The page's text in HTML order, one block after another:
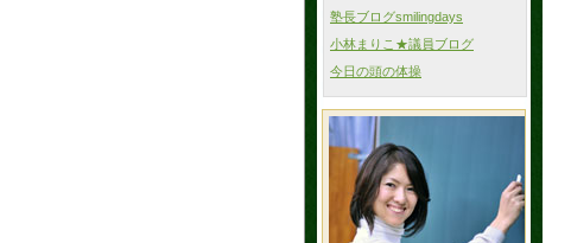
塾長ブログsmilingdays
小林まりこ★議員ブログ
今日の頭の体操